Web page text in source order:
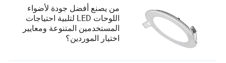
من يصنع أفضل جودة لأضواء
اللوحات LED لتلبية احتياجات
المستخدمين المتنوعة ومعايير
اختيار الموردين؟